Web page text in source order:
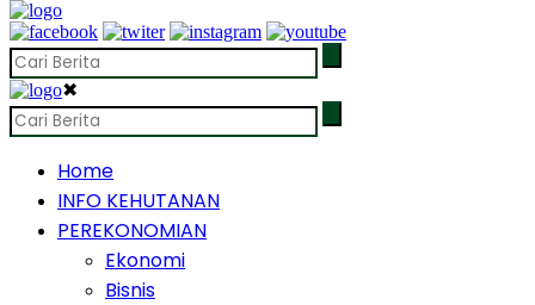
✖
Home
INFO KEHUTANAN
PEREKONOMIAN
Ekonomi
Bisnis